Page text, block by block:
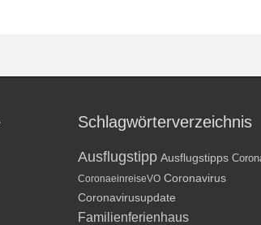
Schlagwörterverzeichnis
Ausflugstipp Ausflugstipps
CoronaeinreiseVO Coronavirus
Coronavirusupdate
Familienferienhaus